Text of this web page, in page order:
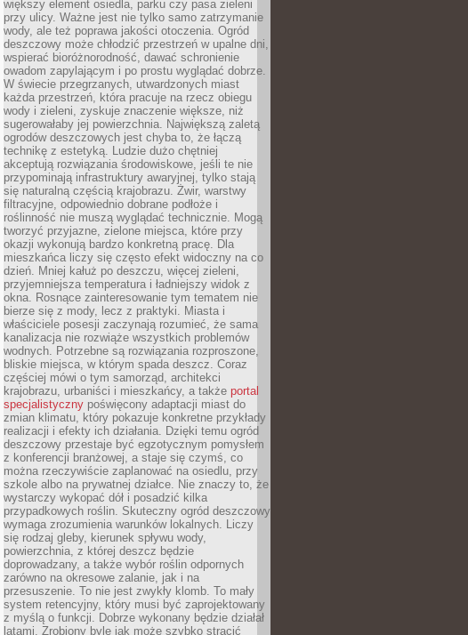
większy element osiedla, parku czy pasa zieleni
przy ulicy. Ważne jest nie tylko samo zatrzymanie
wody, ale też poprawa jakości otoczenia. Ogród
deszczowy może chłodzić przestrzeń w upalne dni,
wspierać bioróżnorodność, dawać schronienie
owadom zapylającym i po prostu wyglądać dobrze.
W świecie przegrzanych, utwardzonych miast
każda przestrzeń, która pracuje na rzecz obiegu
wody i zieleni, zyskuje znaczenie większe, niż
sugerowałaby jej powierzchnia. Największą zaletą
ogrodów deszczowych jest chyba to, że łączą
technikę z estetyką. Ludzie dużo chętniej
akceptują rozwiązania środowiskowe, jeśli te nie
przypominają infrastruktury awaryjnej, tylko stają
się naturalną częścią krajobrazu. Żwir, warstwy
filtracyjne, odpowiednio dobrane podłoże i
roślinność nie muszą wyglądać technicznie. Mogą
tworzyć przyjazne, zielone miejsca, które przy
okazji wykonują bardzo konkretną pracę. Dla
mieszkańca liczy się często efekt widoczny na co
dzień. Mniej kałuż po deszczu, więcej zieleni,
przyjemniejsza temperatura i ładniejszy widok z
okna. Rosnące zainteresowanie tym tematem nie
bierze się z mody, lecz z praktyki. Miasta i
właściciele posesji zaczynają rozumieć, że sama
kanalizacja nie rozwiąże wszystkich problemów
wodnych. Potrzebne są rozwiązania rozproszone,
bliskie miejsca, w którym spada deszcz. Coraz
częściej mówi o tym samorząd, architekci
krajobrazu, urbaniści i mieszkańcy, a także portal
specjalistyczny poświęcony adaptacji miast do
zmian klimatu, który pokazuje konkretne przykłady
realizacji i efekty ich działania. Dzięki temu ogród
deszczowy przestaje być egzotycznym pomysłem
z konferencji branżowej, a staje się czymś, co
można rzeczywiście zaplanować na osiedlu, przy
szkole albo na prywatnej działce. Nie znaczy to, że
wystarczy wykopać dół i posadzić kilka
przypadkowych roślin. Skuteczny ogród deszczowy
wymaga zrozumienia warunków lokalnych. Liczy
się rodzaj gleby, kierunek spływu wody,
powierzchnia, z której deszcz będzie
doprowadzany, a także wybór roślin odpornych
zarówno na okresowe zalanie, jak i na
przesuszenie. To nie jest zwykły klomb. To mały
system retencyjny, który musi być zaprojektowany
z myślą o funkcji. Dobrze wykonany będzie działał
latami. Zrobiony byle jak może szybko stracić